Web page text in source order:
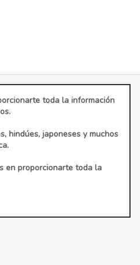
toda la información
hindúes, japoneses y muchos
en proporcionarte toda la